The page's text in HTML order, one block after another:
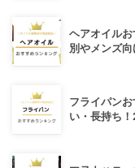
ヘアオイル
別やメンズ向
フライパン
い・長持ち！